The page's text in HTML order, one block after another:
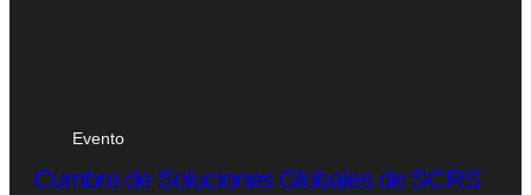
Evento
Cumbre de Soluciones Globales de SCRS